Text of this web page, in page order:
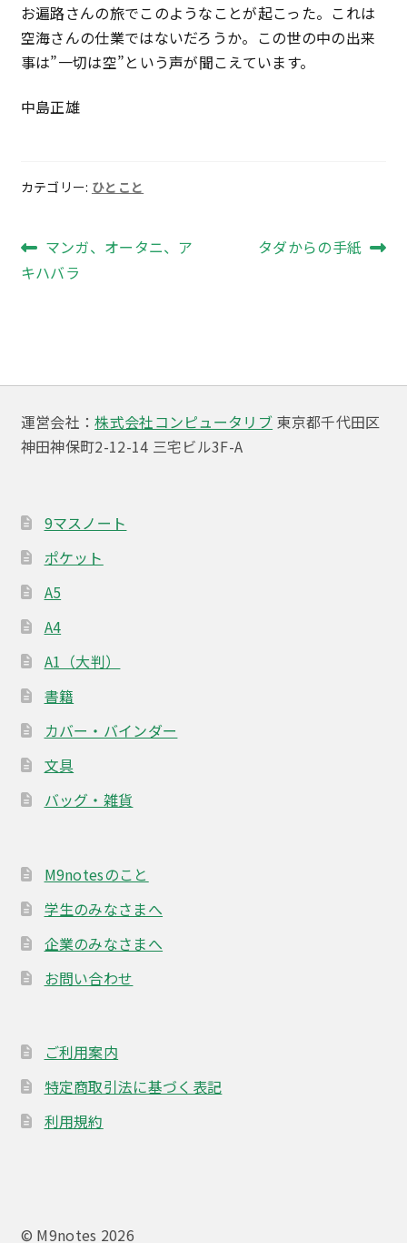
お遍路さんの旅でこのようなことが起こった。これは
空海さんの仕業ではないだろうか。この世の中の出来
事は”一切は空”という声が聞こえています。
中島正雄
カテゴリー: ひとこと
投
稿
ゲ
ー
シ
ン
前
の
マンガ、オータニ、ア
キハバラ
次
タダからの手紙
運営会社：株式会社コンピュータリブ 東京都千代田区
神田神保町2-12-14 三宅ビル3F-A
9マスノート
ポケット
A5
A4
A1（大判）
書籍
カバー・バインダー
文具
バッグ・雑貨
M9notesのこと
学生のみなさまへ
企業のみなさまへ
お問い合わせ
ご利用案内
特定商取引法に基づく表記
利用規約
© M9notes 2026